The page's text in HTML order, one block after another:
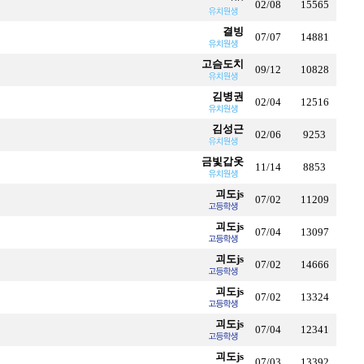
02/08 15565
결빙 07/07 14881
고슴도치 09/12 10828
김병권 02/04 12516
김성근 02/06 9253
금빛갑옷 11/14 8853
괴도js 07/02 11209
괴도js 07/04 13097
괴도js 07/02 14666
괴도js 07/02 13324
괴도js 07/04 12341
괴도js